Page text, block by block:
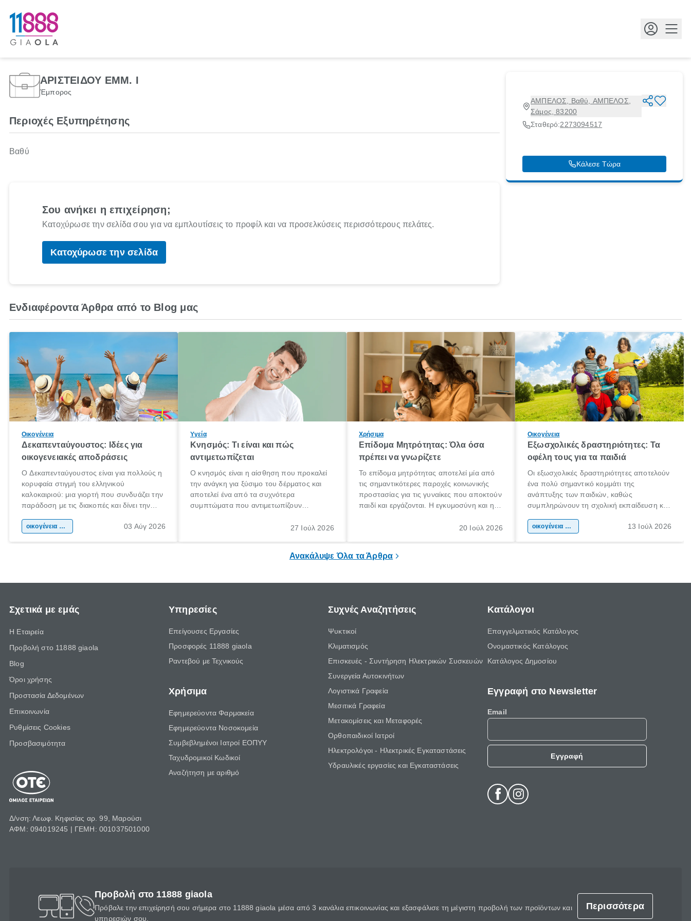
ΑΡΙΣΤΕΙΔΟΥ ΕΜΜ. Ι
Έμπορος
ΑΜΠΕΛΟΣ, Βαθύ, ΑΜΠΕΛΟΣ,
Σάμος, 83200
Σταθερό:2273094517
Κάλεσε Τώρα
Περιοχές Εξυπηρέτησης
Βαθύ
Σου ανήκει η επιχείρηση;
Κατοχύρωσε την σελίδα σου για να εμπλουτίσεις το προφίλ και να προσελκύσεις περισσότερους πελάτες.
Κατοχύρωσε την σελίδα
Ενδιαφέροντα Άρθρα από το Blog μας
Οικογένεια
Δεκαπενταύγουστος: Ιδέες για
οικογενειακές αποδράσεις
Ο Δεκαπενταύγουστος είναι για πολλούς η
κορυφαία στιγμή του ελληνικού
καλοκαιριού: μια γιορτή που συνδυάζει την
παράδοση με τις διακοπές και δίνει την
χώρας. Είτε πρόκειται για λίγες μέρες
οικογένεια & παιδί 03 Αύγ 2026
Υγεία
Κνησμός: Τι είναι και πώς
αντιμετωπίζεται
Ο κνησμός είναι η αίσθηση που προκαλεί
την ανάγκη για ξύσιμο του δέρματος και
αποτελεί ένα από τα συχνότερα
συμπτώματα που αντιμετωπίζουν
πληροφορίες για το «κνησμός τι είναι»,
27 Ιούλ 2026
Χρήσιμα
Επίδομα Μητρότητας: Όλα όσα
πρέπει να γνωρίζετε
Το επίδομα μητρότητας αποτελεί μία από
τις σημαντικότερες παροχές κοινωνικής
προστασίας για τις γυναίκες που αποκτούν
παιδί και εργάζονται. Η εγκυμοσύνη και η
σημαντική περίοδος στη ζωή κάθε20 Ιούλ 2026
Οικογένεια
Εξωσχολικές δραστηριότητες: Τα
οφέλη τους για τα παιδιά
Οι εξωσχολικές δραστηριότητες αποτελούν
ένα πολύ σημαντικό κομμάτι της
ανάπτυξης των παιδιών, καθώς
συμπληρώνουν τη σχολική εκπαίδευση και
της προσωπικότητας, της κοινωνικότητας
οικογένεια & παιδί 13 Ιούλ 2026
Ανακάλυψε Όλα τα Άρθρα
Σχετικά με εμάς
Η Εταιρεία
Προβολή στο 11888 giaola
Blog
Όροι χρήσης
Προστασία Δεδομένων
Επικοινωνία
Ρυθμίσεις Cookies
Προσβασιμότητα
Δ/νση: Λεωφ. Κηφισίας αρ. 99, Μαρούσι
ΑΦΜ: 094019245 | ΓΕΜΗ: 001037501000
Υπηρεσίες
Επείγουσες Εργασίες
Προσφορές 11888 giaola
Ραντεβού με Τεχνικούς
Χρήσιμα
Εφημερεύοντα Φαρμακεία
Εφημερεύοντα Νοσοκομεία
Συμβεβλημένοι Ιατροί ΕΟΠΥΥ
Ταχυδρομικοί Κωδικοί
Αναζήτηση με αριθμό
Συχνές Αναζητήσεις
Ψυκτικοί
Κλιματισμός
Επισκευές - Συντήρηση Ηλεκτρικών Συσκευών
Συνεργεία Αυτοκινήτων
Λογιστικά Γραφεία
Μεσιτικά Γραφεία
Μετακομίσεις και Μεταφορές
Ορθοπαιδικοί Ιατροί
Ηλεκτρολόγοι - Ηλεκτρικές Εγκαταστάσεις
Υδραυλικές εργασίες και Εγκαταστάσεις
Κατάλογοι
Επαγγελματικός Κατάλογος
Ονομαστικός Κατάλογος
Κατάλογος Δημοσίου
Εγγραφή στο Newsletter
Email
Εγγραφή
Προβολή στο 11888 giaola
Πρόβαλε την επιχείρησή σου σήμερα στο 11888 giaola μέσα από 3 κανάλια επικοινωνίας και εξασφάλισε τη μέγιστη προβολή των προϊόντων και
υπηρεσιών σου.
Περισσότερα